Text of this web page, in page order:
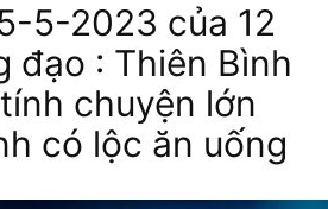
5-2023 của 12
đạo : Thiên Bình
chuyện lớn
có lộc ăn uống